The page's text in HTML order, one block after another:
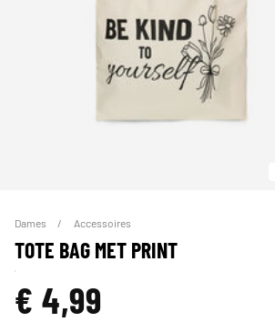
Dames Accessoires
TOTE BAG MET PRINT
€ 4,99